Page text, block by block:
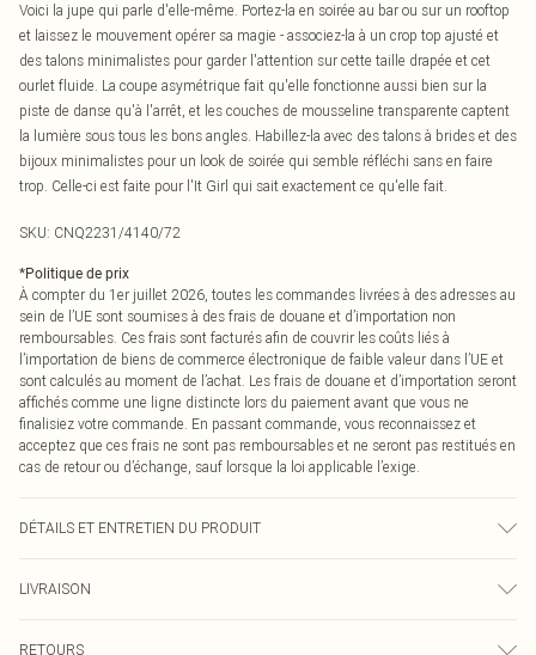
Voici la jupe qui parle d'elle-même. Portez-la en soirée au bar ou sur un rooftop
et laissez le mouvement opérer sa magie - associez-la à un crop top ajusté et
des talons minimalistes pour garder l'attention sur cette taille drapée et cet
ourlet fluide. La coupe asymétrique fait qu'elle fonctionne aussi bien sur la
piste de danse qu'à l'arrêt, et les couches de mousseline transparente captent
la lumière sous tous les bons angles. Habillez-la avec des talons à brides et des
bijoux minimalistes pour un look de soirée qui semble réfléchi sans en faire
trop. Celle-ci est faite pour l'It Girl qui sait exactement ce qu'elle fait.
SKU: CNQ2231/4140/72
*Politique de prix
À compter du 1er juillet 2026, toutes les commandes livrées à des adresses au
sein de l’UE sont soumises à des frais de douane et d’importation non
remboursables. Ces frais sont facturés afin de couvrir les coûts liés à
l’importation de biens de commerce électronique de faible valeur dans l’UE et
sont calculés au moment de l’achat. Les frais de douane et d’importation seront
affichés comme une ligne distincte lors du paiement avant que vous ne
finalisiez votre commande. En passant commande, vous reconnaissez et
acceptez que ces frais ne sont pas remboursables et ne seront pas restitués en
cas de retour ou d’échange, sauf lorsque la loi applicable l’exige.
DÉTAILS ET ENTRETIEN DU PRODUIT
déteindre.
LIVRAISON
RETOURS